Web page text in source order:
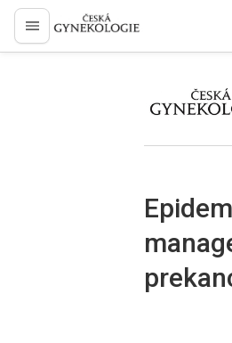
proLékaře.cz
proLékaře.cz